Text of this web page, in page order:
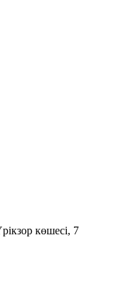
көшесі, 7